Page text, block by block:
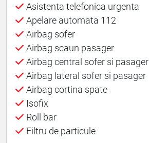
Asistenta telefonica urgenta
Apelare automata 112
Airbag sofer
Airbag scaun pasager
Airbag central sofer si pasager
Airbag lateral sofer si pasager
Airbag cortina spate
Isofix
Roll bar
Filtru de particule